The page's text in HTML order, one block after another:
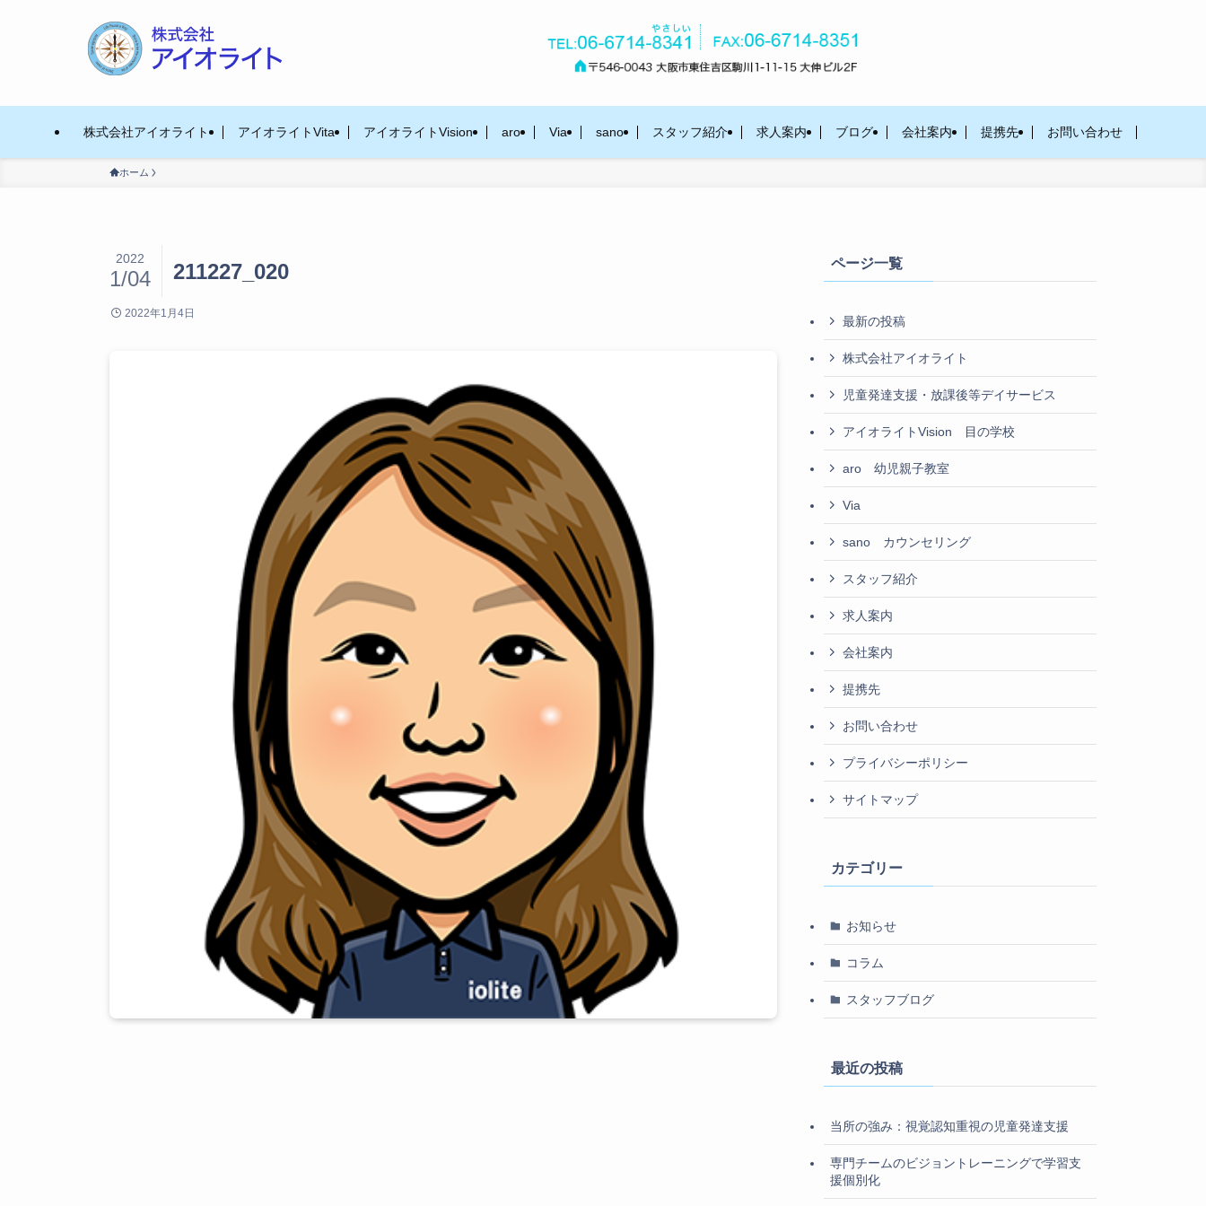
株式会社アイオライト アイオライトVita アイオライトVision aro Via sano スタッフ紹介 求人案内 ブログ 会社案内 提携先 お問い合わせ
ホーム
211227_020
2022
1/04
2022年1月4日
ページ一覧
最新の投稿
株式会社アイオライト
児童発達支援・放課後等デイサービス
アイオライトVision 目の学校
aro 幼児親子教室
Via
sano カウンセリング
スタッフ紹介
求人案内
会社案内
提携先
お問い合わせ
プライバシーポリシー
サイトマップ
カテゴリー
お知らせ
コラム
スタッフブログ
最近の投稿
当所の強み：視覚認知重視の児童発達支援
専門チームのビジョントレーニングで学習支
援個別化